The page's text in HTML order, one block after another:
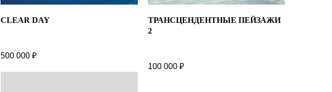
CLEAR DAY
500 000 ₽
ТРАНСЦЕНДЕНТНЫЕ ПЕЙЗАЖИ
2
100 000 ₽